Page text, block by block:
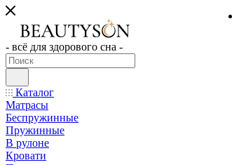
- всё для здорового сна -
Каталог
Матрасы
Беспружинные
Пружинные
В рулоне
Кровати